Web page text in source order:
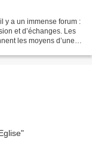
y a un immense forum :
et d’échanges. Les
les moyens d’une